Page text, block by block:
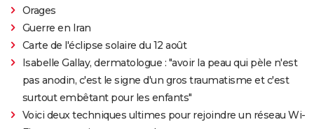
Orages
Guerre en Iran
Carte de l'éclipse solaire du 12 août
Isabelle Gallay, dermatologue : "avoir la peau qui pèle n'est
pas anodin, c'est le signe d'un gros traumatisme et c'est
surtout embêtant pour les enfants"
Voici deux techniques ultimes pour rejoindre un réseau Wi-